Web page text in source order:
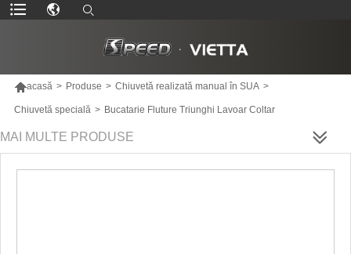
acasă > Produse > Chiuvetă realizată manual în SUA >
Chiuvetă specială > Bucatarie Fluture Triunghi Lavoar Coltar
MAI MULTE PRODUSE